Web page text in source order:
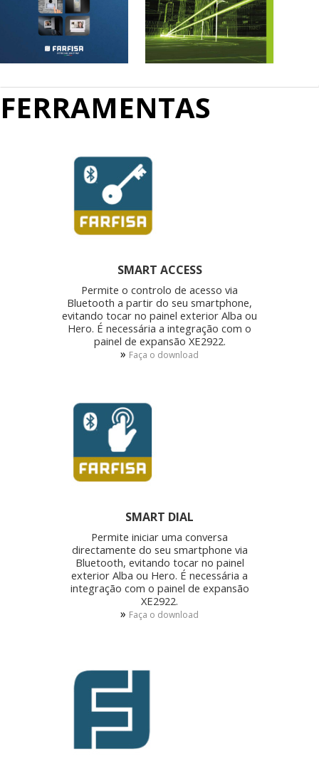
Download
Download
FERRAMENTAS
SMART ACCESS
Permite o controlo de acesso via
Bluetooth a partir do seu smartphone,
evitando tocar no painel exterior Alba ou
Hero. É necessária a integração com o
painel de expansão XE2922.
» Faça o download
SMART DIAL
Permite iniciar uma conversa
directamente do seu smartphone via
Bluetooth, evitando tocar no painel
exterior Alba ou Hero. É necessária a
integração com o painel de expansão
XE2922.
» Faça o download